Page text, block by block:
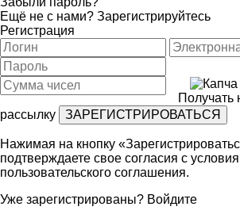
Ещё не с нами? Зарегистрируйтесь
Регистрация
Получать
рассылку
Нажимая на кнопку
подтверждаете свое согласия с
пользовательского соглашения.
Уже зарегистрированы? Войдите